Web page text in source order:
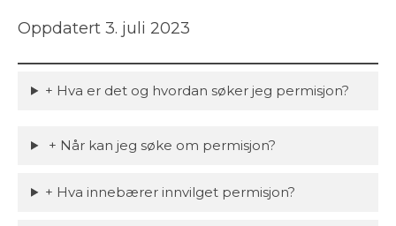
Oppdatert 3. juli 2023
+ Hva er det og hvordan søker jeg permisjon?
+ Når kan jeg søke om permisjon?
+ Hva innebærer innvilget permisjon?